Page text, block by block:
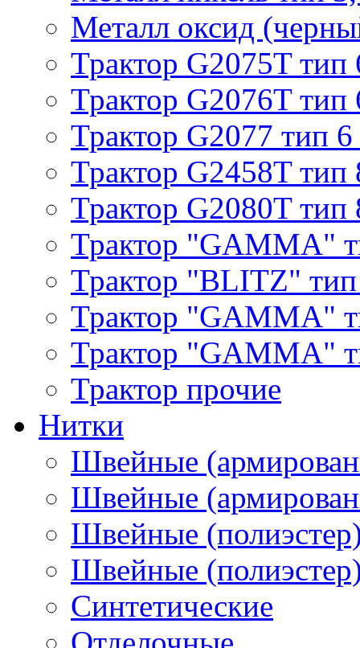
Металл оксид
Трактор G2075T тип
Трактор G2076T тип
Трактор G2077 тип 6
Трактор G2458T тип
Трактор G2080T тип
Трактор "GAMMA"
Трактор "BLITZ"
Трактор "GAMMA"
Трактор "GAMMA"
Трактор прочие
Нитки
Швейные
Швейные
Швейные
Швейные
Синтетические